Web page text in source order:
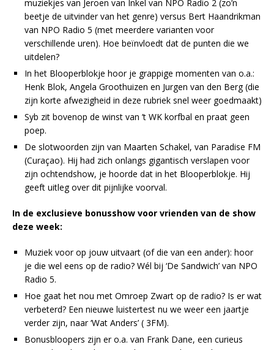
muziekjes van Jeroen van Inkel van NPO Radio 2 (zo’n
beetje de uitvinder van het genre) versus Bert Haandrikman
van NPO Radio 5 (met meerdere varianten voor
verschillende uren). Hoe beïnvloedt dat de punten die we
uitdelen?
In het Blooperblokje hoor je grappige momenten van o.a.:
Henk Blok, Angela Groothuizen en Jurgen van den Berg (die
zijn korte afwezigheid in deze rubriek snel weer goedmaakt)
Syb zit bovenop de winst van ’t WK korfbal en praat geen
poep.
De slotwoorden zijn van Maarten Schakel, van Paradise FM
(Curaçao). Hij had zich onlangs gigantisch verslapen voor
zijn ochtendshow, je hoorde dat in het Blooperblokje. Hij
geeft uitleg over dit pijnlijke voorval.
In de exclusieve bonusshow voor vrienden van de show
deze week:
Muziek voor op jouw uitvaart (of die van een ander): hoor
je die wel eens op de radio? Wél bij ‘De Sandwich’ van NPO
Radio 5.
Hoe gaat het nou met Omroep Zwart op de radio? Is er wat
verbeterd? Een nieuwe luistertest nu we weer een jaartje
verder zijn, naar ‘Wat Anders’ ( 3FM).
Bonusbloopers zijn er o.a. van Frank Dane, een curieus